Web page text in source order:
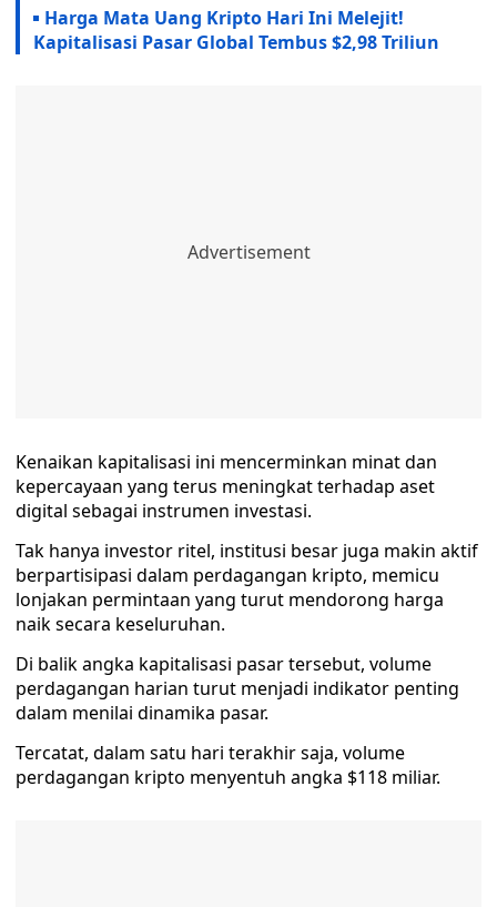
Harga Mata Uang Kripto Hari Ini Melejit!
Kapitalisasi Pasar Global Tembus $2,98 Triliun
Kenaikan kapitalisasi ini mencerminkan minat dan
kepercayaan yang terus meningkat terhadap aset
digital sebagai instrumen investasi.
Tak hanya investor ritel, institusi besar juga makin aktif
berpartisipasi dalam perdagangan kripto, memicu
lonjakan permintaan yang turut mendorong harga
naik secara keseluruhan.
Di balik angka kapitalisasi pasar tersebut, volume
perdagangan harian turut menjadi indikator penting
dalam menilai dinamika pasar.
Tercatat, dalam satu hari terakhir saja, volume
perdagangan kripto menyentuh angka $118 miliar.